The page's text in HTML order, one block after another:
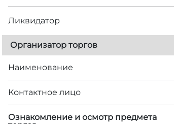
Ликвидатор
Организатор торгов
Наименование
Контактное лицо
Ознакомление и осмотр предмета